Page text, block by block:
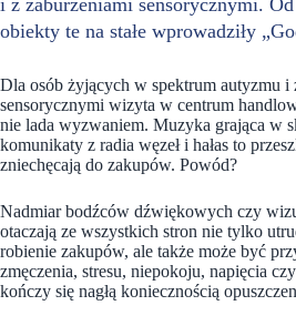
i z zaburzeniami sensorycznymi.
obiekty te na stałe wprowadziły
Dla osób żyjących w spektrum autyzmu i
sensorycznymi wizyta w centrum
nie lada wyzwaniem. Muzyka grająca w
komunikaty z radia węzeł i hałas to
zniechęcają do zakupów. Powód?
Nadmiar bodźców dźwiękowych czy
otaczają ze wszystkich stron nie tylko
robienie zakupów, ale także może być
zmęczenia, stresu, niepokoju, napięcia
kończy się nagłą koniecznością